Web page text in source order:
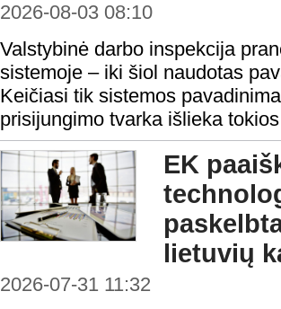
2026-08-03 08:10
Valstybinė darbo inspekcija
sistemoje – iki šiol naudotas
Keičiasi tik sistemos
prisijungimo tvarka išlieka
EK
lietuvių
2026-07-31 11:32